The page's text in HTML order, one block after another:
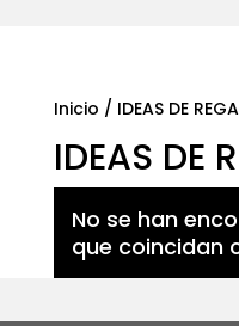
Inicio / IDEAS DE
IDEAS DE
No se han
que coincidan